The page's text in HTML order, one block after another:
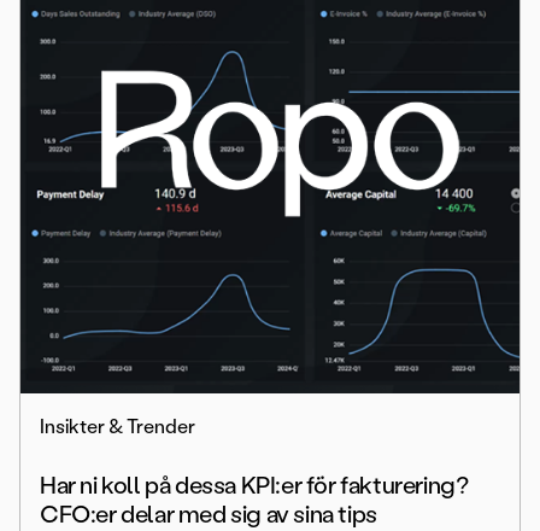
Insikter & Trender
Har ni koll på dessa KPI:er för fakturering?
CFO:er delar med sig av sina tips